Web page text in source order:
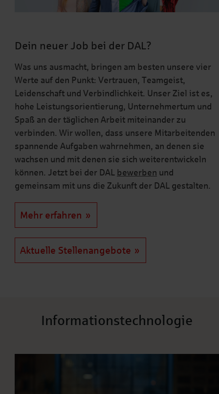
Dein neuer Job bei der DAL?
Was uns ausmacht, bringen am besten unsere vier
Werte auf den Punkt: Vertrauen, Teamgeist,
Leidenschaft und Verbindlichkeit. Unser Ziel ist es,
hohe Leistungsorientierung, Unternehmertum und
Spaß an der täglichen Arbeit miteinander zu
verbinden. Wir wollen, dass unsere Mitarbeitenden
spannende Aufgaben wahrnehmen, an denen sie
wachsen und mit denen sie sich weiterentwickeln
können. Jetzt bei der DAL bewerben und
gemeinsam mit uns die Zukunft der DAL gestalten.
Mehr erfahren
Aktuelle Stellenangebote
Informationstechnologie